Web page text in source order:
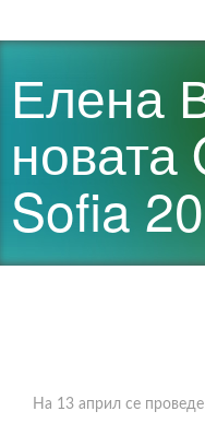
Елена
новата
Sofia
На 13 април се